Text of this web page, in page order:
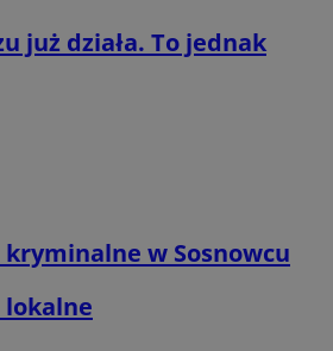
już działa. To jednak
w Sosnowcu
lokalne